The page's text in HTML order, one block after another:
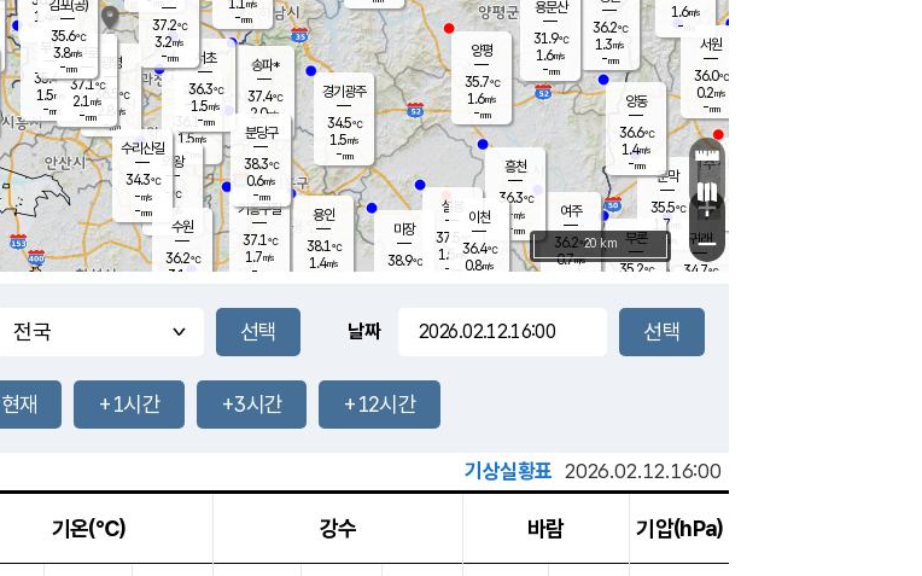
문막
35.5℃
1.7m/s
mm
부론
35.2℃
과천
36.1℃
1.5m/s
- mm
-mm
36.2℃
1.3m/s
-mm
-mm
용인
38.1℃
1.4m/s
여주
36.2℃
0.7m/s
양동
36.6℃
1.4m/s
-mm
경기광주
34.5℃
1.5m/s
-mm
장호원
33.8
℃
37.5℃
1.3m/s
-mm
흥천
36.3℃
-m/s
-mm
마장
38.9℃
의왕
- ℃
m/s
mm
1.4 m/s
mm
설봉
37.5
1.5 m/s
- mm
광명
36.5 ℃
2.8 m/s
-mm
부천
35.4℃
1.5m/s
-mm
-mm
구로
37.1℃
2.1 m/s
-mm
m/s
-mm
송파*
37.4℃
2.0m/s
-mm
서초
36.3℃
1.5m/s
-mm
기흥구갈
37.1℃
1.7m/s
-
수리산길
34.3℃
-m/s
-mm
분당구
38.3℃
0.6m/s
-mm
1.6m/s
- mm
귀래
34.7℃
서원
36.0℃
0.2m/s
-mm
용문산
31.9℃
1.6m/s
-mm
김포(공)
35.6℃
3.8m/s
-mm
이천
36.4℃
0.8m/s
양평
35.7℃
1.6m/s
-mm
수원
36.2℃
3.1 m/s
37.2℃
3.2m/s
-mm
+
−
20 km
날짜
현재 +1시간 +3시간 +12시간
기상실황표 2026.02.12.16:00
기온(℃) 강수 바람 기압(hPa)